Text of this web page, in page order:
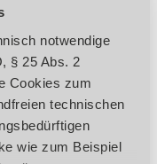
notwendige
§ 25 Abs. 2
Cookies zum
technischen
wie zum Beispiel
≤ 0,02
54